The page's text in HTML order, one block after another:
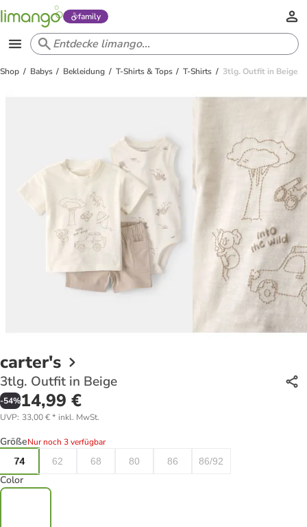
family
Shop Babys Bekleidung T-Shirts & Tops T-Shirts 3tlg. Outfit in Beige
carter's
3tlg. Outfit in Beige
-54%14,99 €
UVP: 33,00 €* inkl. MwSt.
GrößeNur noch 3 verfügbar
74
62 68 80 86 86/92
Color